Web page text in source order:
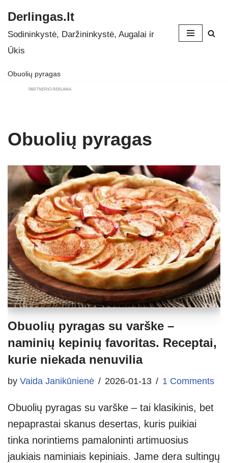
Skip
to
Derlingas.lt
Sodininkystė, Daržininkystė, Augalai ir
Ūkis
Obuolių pyragas
PARTNERIO REKLAMA
Obuolių pyragas
Obuolių pyragas su varške –
naminių kepinių favoritas. Receptai,
kurie niekada nenuvilia
by Vaida Janikūnienė 2026-01-13 1 Comments
Obuolių pyragas su varške – tai klasikinis, bet
nepaprastai skanus desertas, kuris puikiai
tinka norintiems pamaloninti artimuosius
jaukiais naminiais kepiniais. Jame dera sultingų